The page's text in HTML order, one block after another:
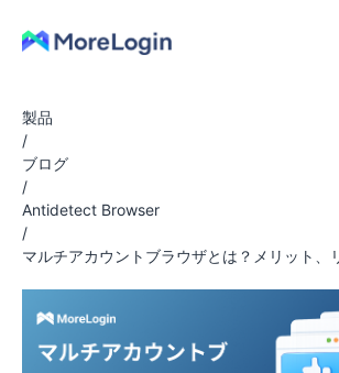
製品
/
ブログ
/
Antidetect Browser
/
マルチアカウントブラウザとは？メリット、